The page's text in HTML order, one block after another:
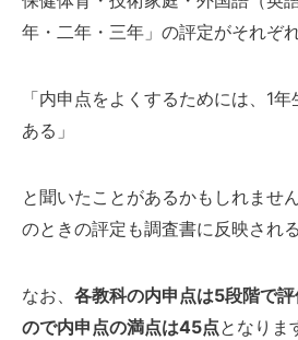
年・二年・三年」の評定がそれぞ
「内申点をよくするためには、1
ある」
と聞いたことがあるかもしれませ
のときの評定も調査書に反映され
なお、 各教科の内申点は5段階で
ので内申点の満点は45点となりま